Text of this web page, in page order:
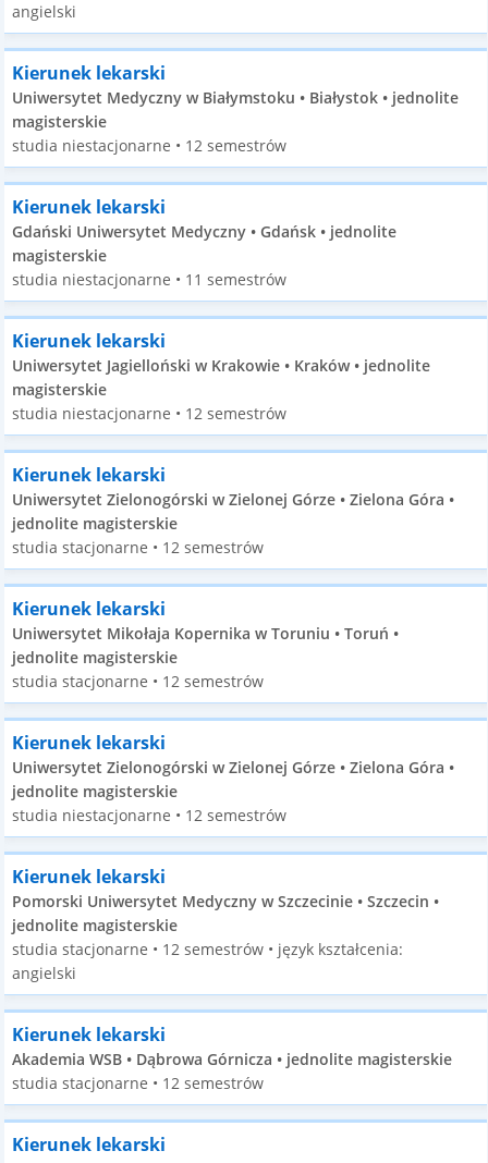
angielski
Kierunek lekarski
Uniwersytet Medyczny w Białymstoku • Białystok • jednolite
magisterskie
studia niestacjonarne • 12 semestrów
Kierunek lekarski
Gdański Uniwersytet Medyczny • Gdańsk • jednolite
magisterskie
studia niestacjonarne • 11 semestrów
Kierunek lekarski
Uniwersytet Jagielloński w Krakowie • Kraków • jednolite
magisterskie
studia niestacjonarne • 12 semestrów
Kierunek lekarski
Uniwersytet Zielonogórski w Zielonej Górze • Zielona Góra •
jednolite magisterskie
studia stacjonarne • 12 semestrów
Kierunek lekarski
Uniwersytet Mikołaja Kopernika w Toruniu • Toruń •
jednolite magisterskie
studia stacjonarne • 12 semestrów
Kierunek lekarski
Uniwersytet Zielonogórski w Zielonej Górze • Zielona Góra •
jednolite magisterskie
studia niestacjonarne • 12 semestrów
Kierunek lekarski
Pomorski Uniwersytet Medyczny w Szczecinie • Szczecin •
jednolite magisterskie
studia stacjonarne • 12 semestrów • język kształcenia:
angielski
Kierunek lekarski
Akademia WSB • Dąbrowa Górnicza • jednolite magisterskie
studia stacjonarne • 12 semestrów
Kierunek lekarski